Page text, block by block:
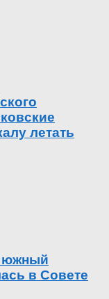
летать
южный
в Совете